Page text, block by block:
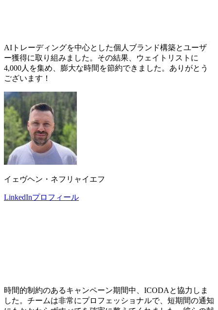
AIトレーディングを中心とした個人ブランド構築とユーザ
ー獲得に取り組みました。その結果、ウェイトリストに
4,000人を集め、膨大な時間を節約できました。ありがとう
ございます！
イェヴヘン・ネフリャイエフ
LinkedInプロフィール
時間的制約のあるキャンペーン期間中、ICODAと協力しま
した。チームは非常にプロフェッショナルで、短期間の通知